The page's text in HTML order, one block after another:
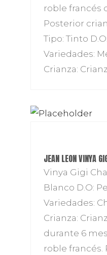
roble francés
Posterior
Tipo: Tinto
Variedades:
Crianza:
JEAN LEON VINYA
Vinya Gigi
Blanco D.O:
Variedades:
Crianza:
durante 6
roble francés.